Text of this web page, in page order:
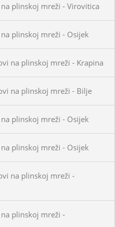
plinskoj mreži - Virovitica
plinskoj mreži - Osijek
na plinskoj mreži - Krapina
na plinskoj mreži - Bilje
plinskoj mreži - Osijek
plinskoj mreži - Osijek
na plinskoj mreži -
plinskoj mreži -